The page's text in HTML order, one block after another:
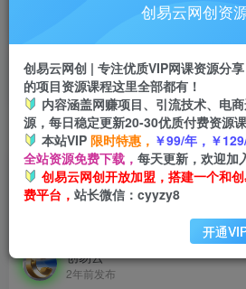
会员专属推广链接
挂机 项目
脚本卡密
首页 创业课程 会员免费 正文
AI绘画进阶课程-2.0机甲重绘
stabledifusion，快速生成高品
创易云
2年前发布
创易云网创资
创易云网创 | 专注优质VIP网课资源分
的项目资源课程这里全部都有！
内容涵盖网赚项目、引流技术、电
源，每日稳定更新20-30优质付费资源
本站VIP 限时特惠， ￥99/年，￥
全站资源免费下载， 每天更新，欢迎加
创易云网创开放加盟，搭建一个和
费平台， 站长微信：cyyzy8
开通